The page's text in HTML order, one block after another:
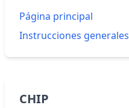
Página principal
Instrucciones generales
CHIP